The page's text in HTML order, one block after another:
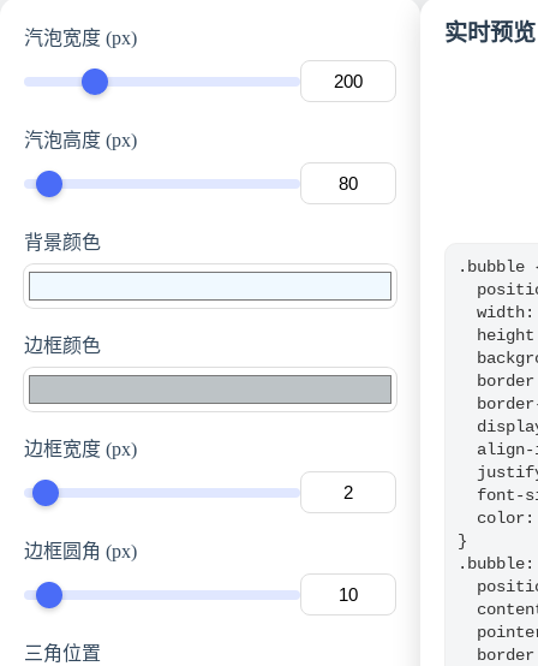
汽泡宽度 (px)
汽泡高度 (px)
背景颜色
边框颜色
边框宽度 (px)
边框圆角 (px)
三角位置
实时预览
.bubble
font-
}